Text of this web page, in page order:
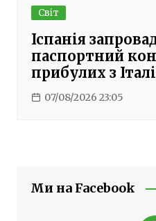
Світ
Іспанія
паспортний
прибулих з
07/08/2026 23:05
Ми на Facebook